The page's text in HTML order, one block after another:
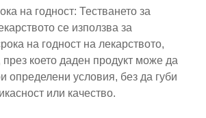
на годност: Тестването за
се използва за
на годност на лекарството,
през което даден продукт може да
определени условия, без да губи
или качество.